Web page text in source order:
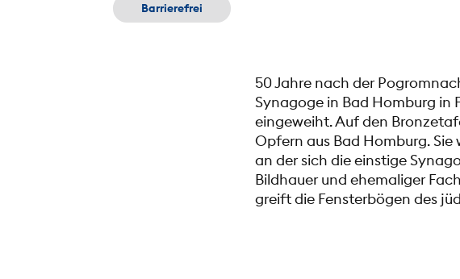
Barrierefrei
50 Jahre nach der
Synagoge in Bad Homburg
eingeweiht. Auf den
Opfern aus Bad Homburg.
an der sich die einstige
Bildhauer und ehemaliger
greift die Fensterbögen des